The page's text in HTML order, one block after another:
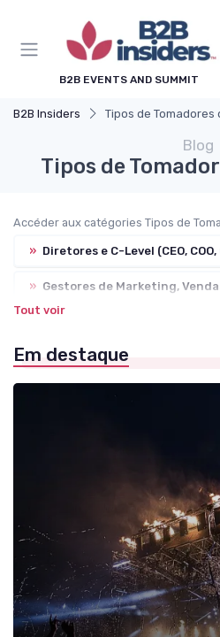
B2B EVENTS AND SUMMIT
B2B Insiders Tipos de Tomadores
Blog
Tipos de
Accéder aux catégories Tipos de
» Diretores e C-Level (CEO, COO,
» Gestores de Marketing,
» Gestores de TI, Inovação e
Gestores de Operações,
Líderes de RH, Treinamento e
Tout voir
Em destaque